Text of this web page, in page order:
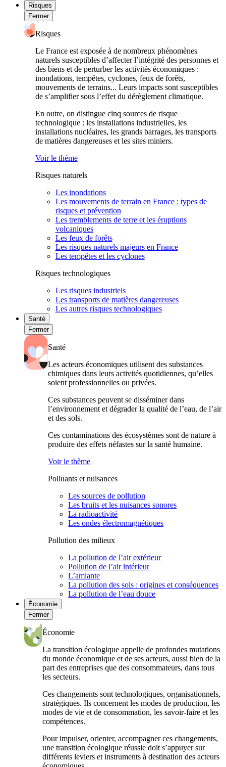
Risques
Fermer
Risques
Le France est exposée à de nombreux phénomènes
naturels susceptibles d’affecter l’intégrité des personnes et
des biens et de perturber les activités économiques :
inondations, tempêtes, cyclones, feux de forêts,
mouvements de terrains... Leurs impacts sont susceptibles
de s’amplifier sous l’effet du dérèglement climatique.
En outre, on distingue cinq sources de risque
technologique : les installations industrielles, les
installations nucléaires, les grands barrages, les transports
de matières dangereuses et les sites miniers.
Voir le thème
Risques naturels
Les inondations
Les mouvements de terrain en France : types de
risques et prévention
Les tremblements de terre et les éruptions
volcaniques
Les feux de forêts
Les risques naturels majeurs en France
Les tempêtes et les cyclones
Risques technologiques
Les risques industriels
Les transports de matières dangereuses
Les autres risques technologiques
Santé
Fermer
Santé
Les acteurs économiques utilisent des substances
chimiques dans leurs activités quotidiennes, qu’elles
soient professionnelles ou privées.
Ces substances peuvent se disséminer dans
l’environnement et dégrader la qualité de l’eau, de l’air
et des sols.
Ces contaminations des écosystèmes sont de nature à
produire des effets néfastes sur la santé humaine.
Voir le thème
Polluants et nuisances
Les sources de pollution
Les bruits et les nuisances sonores
La radioactivité
Les ondes électromagnétiques
Pollution des milieux
La pollution de l’air extérieur
Pollution de l’air intérieur
L’amiante
La pollution des sols : origines et conséquences
La pollution de l’eau douce
Économie
Fermer
Économie
La transition écologique appelle de profondes mutations
du monde économique et de ses acteurs, aussi bien de la
part des entreprises que des consommateurs, dans tous
les secteurs.
Ces changements sont technologiques, organisationnels,
stratégiques. Ils concernent les modes de production, les
modes de vie et de consommation, les savoir-faire et les
compétences.
Pour impulser, orienter, accompagner ces changements,
une transition écologique réussie doit s’appuyer sur
différents leviers et instruments à destination des acteurs